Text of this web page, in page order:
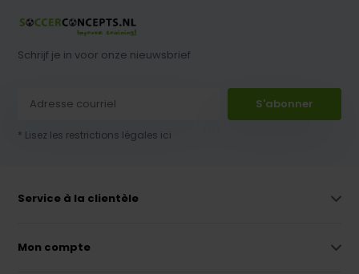
Schrijf je in voor onze nieuwsbrief
S'abonner
* Lisez les restrictions légales ici
Service à la clientèle
Mon compte